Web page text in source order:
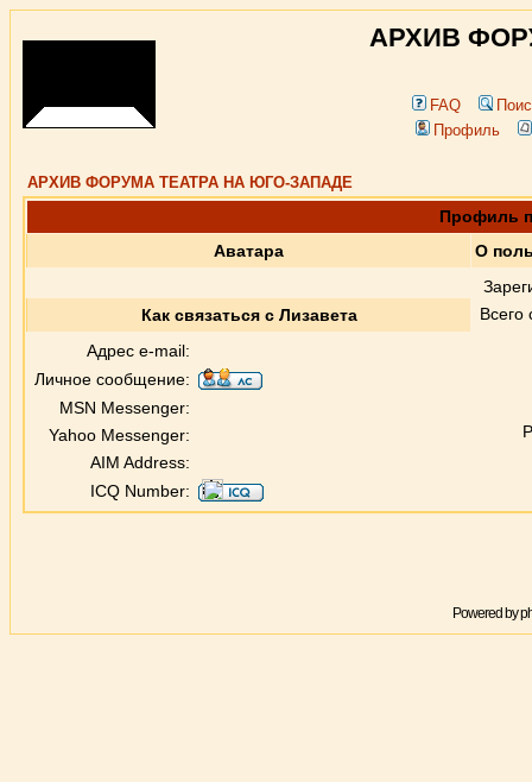
АРХИВ
FAQ
Профиль
АРХИВ ФОРУМА ТЕАТРА НА ЮГО-ЗАПАДЕ
Профиль
Аватара
О
Как связаться с Лизавета
Адрес e-mail:
Личное сообщение:
MSN Messenger:
Yahoo Messenger:
AIM Address:
ICQ Number:
Powered by